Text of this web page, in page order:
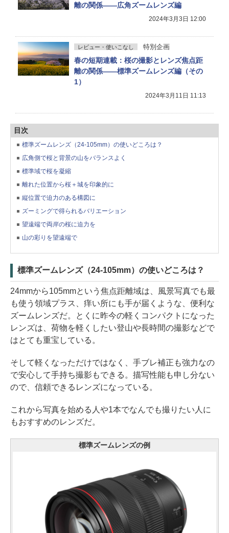
離の関係——広角ズームレンズ編
2024年3月3日 12:00
レビュー・使いこなし 特別企画
春の短期連載：桜の撮影とレンズ焦点距
離の関係——標準ズームレンズ編（その
1）
2024年3月11日 11:13
目次
標準ズームレンズ（24-105mm）の使いどころは？
広角側で桜と背景の山をバランスよく
標準域で桜を凝縮
離れた位置から桜＋城を印象的に
縦位置で迫力のある構図に
ズーミングで得られるバリエーション
望遠端で両岸の桜に迫力を
山の彩りを望遠端で
標準ズームレンズ（24-105mm）の使いどころは？
24mmから105mmという焦点距離域は、風景写真でも最
も使う領域プラス、痒い所にも手が届くような、便利な
ズームレンズだ。とくに昨今の軽くコンパクトになった
レンズは、荷物を軽くしたい登山や長時間の撮影などで
はとても重宝している。
そして軽くなっただけではなく、手ブレ補正も強力なの
で安心して手持ち撮影もできる。描写性能も申し分ない
ので、信頼できるレンズになっている。
これから写真を始める人や1本でなんでも撮りたい人に
もおすすめのレンズだ。
標準ズームレンズの例